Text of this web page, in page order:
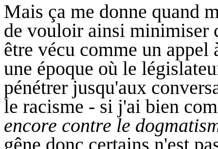
Mais ça me donne quand
de vouloir ainsi minimiser
être vécu comme un appel
une époque où le
pénétrer jusqu'aux
le racisme - si j'ai bien
encore contre le
gêne donc certains n'est